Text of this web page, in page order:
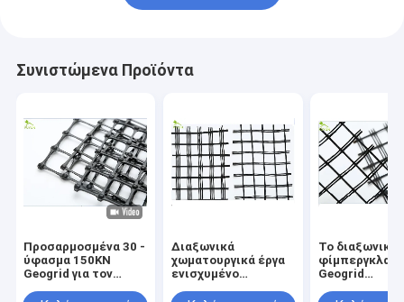
Συνιστώμενα Προϊόντα
Προσαρμοσμένα 30 -
ύφασμα 150KN
Geogrid για τον
Διαξωνικά
χωματουργικά έργα
ενισχυμένο
Το διαξωνικό
φίμπεργκλας
Geogrid